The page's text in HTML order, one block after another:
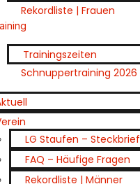
Rekordliste | Frauen
Trainingszeiten
Schnuppertraining 2026
LG Staufen – Steckbrief
FAQ – Häufige Fragen
Rekordliste | Männer